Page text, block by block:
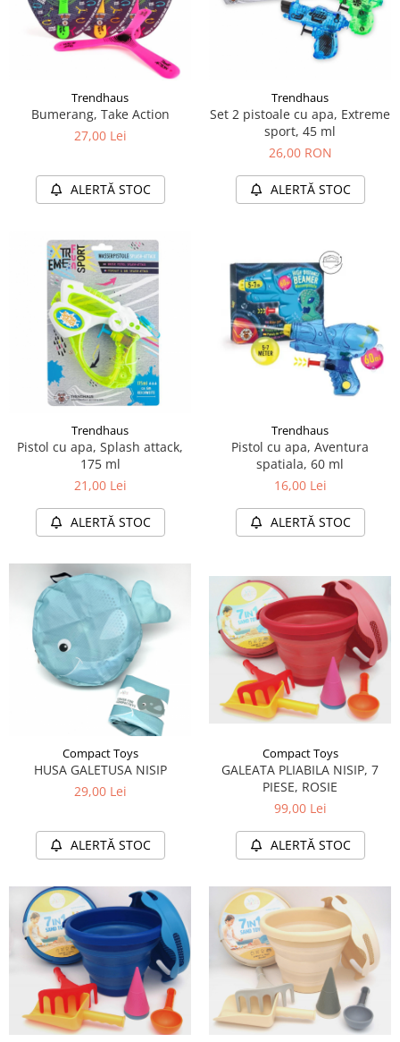
Trendhaus
Bumerang, Take Action
27,00 Lei
ALERTĂ STOC
Trendhaus
Set 2 pistoale cu apa, Extreme
sport, 45 ml
26,00 RON
ALERTĂ STOC
Trendhaus
Pistol cu apa, Splash attack,
175 ml
21,00 Lei
ALERTĂ STOC
Trendhaus
Pistol cu apa, Aventura
spatiala, 60 ml
16,00 Lei
ALERTĂ STOC
Compact Toys
HUSA GALETUSA NISIP
29,00 Lei
ALERTĂ STOC
Compact Toys
GALEATA PLIABILA NISIP, 7
PIESE, ROSIE
99,00 Lei
ALERTĂ STOC